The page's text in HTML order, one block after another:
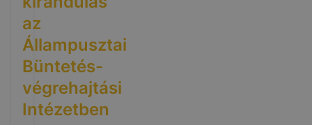
az
Állampusztai
Büntetés-
végrehajtási
Intézetben